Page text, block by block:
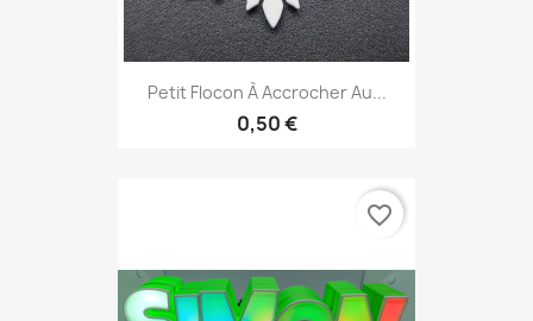
Petit Flocon À Accrocher Au...
0,50 €
favorite_border